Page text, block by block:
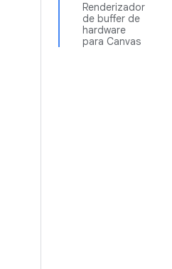
Renderizador
de buffer de
hardware
para Canvas